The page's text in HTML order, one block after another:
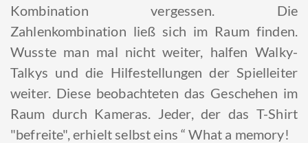
Kombination vergessen. Die
Zahlenkombination ließ sich im Raum finden.
Wusste man mal nicht weiter, halfen Walky-
Talkys und die Hilfestellungen der Spielleiter
weiter. Diese beobachteten das Geschehen im
Raum durch Kameras. Jeder, der das T-Shirt
"befreite", erhielt selbst eins “ What a memory!